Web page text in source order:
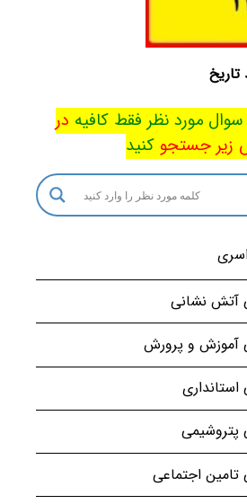
مورد نظر فقط کافیه در
زیر جستجو کنید
آتش نشانی
آموزش و پرورش
پتروشیمی
اجتماعی